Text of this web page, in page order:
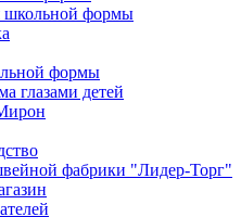
школьной формы
формы
глазами детей
фабрики "Лидер-Торг"